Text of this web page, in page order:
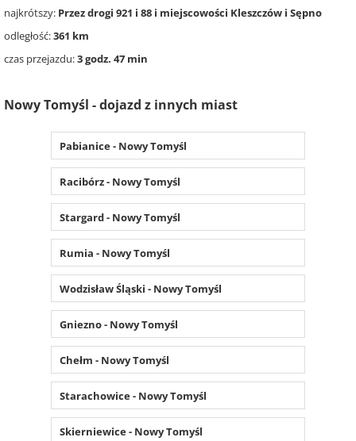
najkrótszy: Przez drogi 921 i 88 i miejscowości Kleszczów i Sępno
odległość:361 km
czas przejazdu:3 godz. 47 min
Nowy Tomyśl - dojazd z innych miast
Pabianice - Nowy Tomyśl
Racibórz - Nowy Tomyśl
Stargard - Nowy Tomyśl
Rumia - Nowy Tomyśl
Wodzisław Śląski - Nowy Tomyśl
Gniezno - Nowy Tomyśl
Chełm - Nowy Tomyśl
Starachowice - Nowy Tomyśl
Skierniewice - Nowy Tomyśl